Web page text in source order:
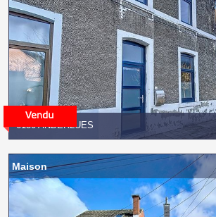
6150 ANDERLUES
Maison